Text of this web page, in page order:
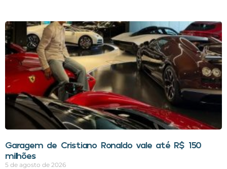
Garagem de Cristiano Ronaldo vale até R$ 150
milhões
5 de agosto de 2026